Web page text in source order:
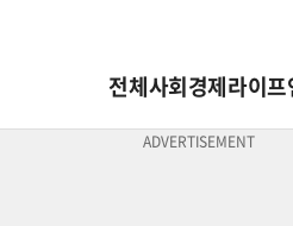
전체사회경제라이프